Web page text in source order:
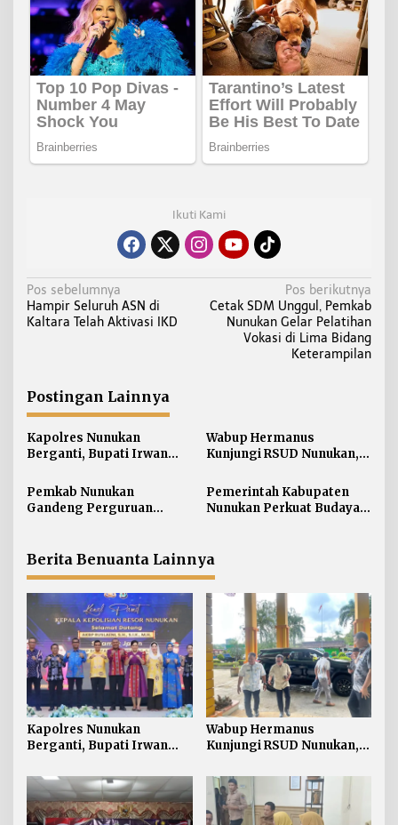
Ikuti Kami
N
a
a
s
i
p
o
s
Pos sebelumnya
Hampir Seluruh ASN di
Kaltara Telah Aktivasi IKD
Pos berikutnya
Cetak SDM Unggul, Pemkab
Nunukan Gelar Pelatihan
Vokasi di Lima Bidang
Keterampilan
Postingan Lainnya
Kapolres Nunukan
Berganti, Bupati Irwan
Jaga Stabilitas Wilayah
Perbatasan
Wabup Hermanus
Kunjungi RSUD Nunukan,
Pelayanan Kesehatan
Pemkab Nunukan
Gandeng Perguruan
Perbatasan
Pemerintah Kabupaten
Nunukan Perkuat Budaya
Berita Benuanta Lainnya
Kapolres Nunukan
Berganti, Bupati Irwan
Jaga Stabilitas Wilayah
Perbatasan
Wabup Hermanus
Kunjungi RSUD Nunukan,
Pelayanan Kesehatan